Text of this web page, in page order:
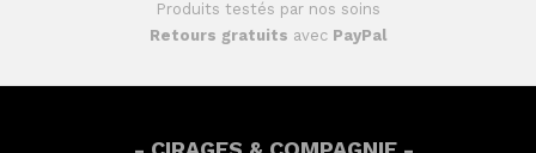
Produits testés par nos soins
Retours gratuits avec PayPal